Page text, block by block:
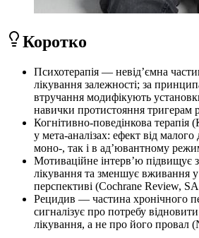
Коротко
Психотерапія — невідʼємна
лікування залежності; за
втручання модифікують
навички протистояння тригерам
Когнітивно-поведінкова терапія
у мета-аналізах: ефект від
моно-, так і в адʼювантному
Мотиваційне інтервʼю підвищує
лікування та зменшує вживання у
перспективі (Cochrane Review,
Рецидив — частина хронічного
сигналізує про потребу
лікування, а не про його провал